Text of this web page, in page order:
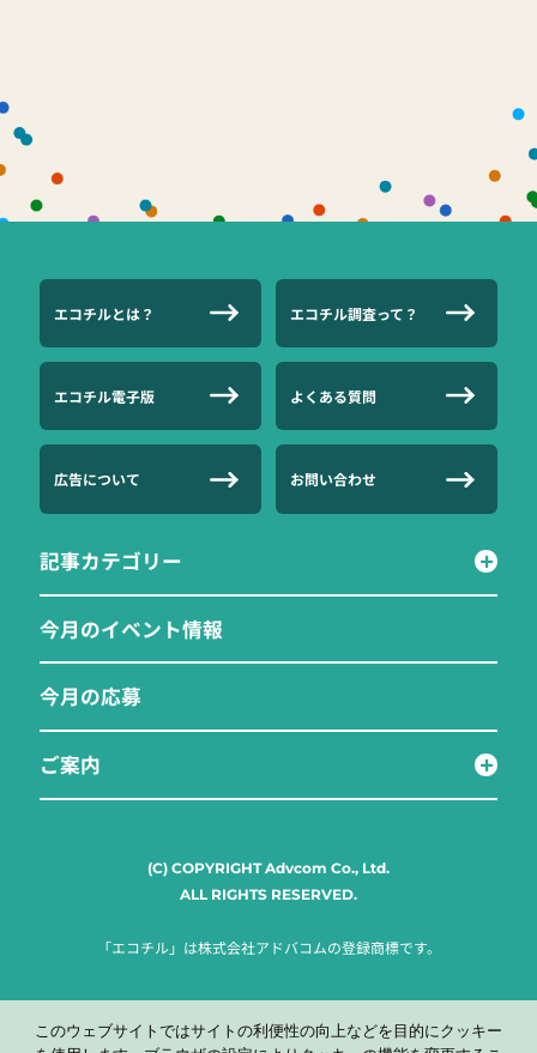
エコチルとは？ エコチル調査って？
エコチル電子版 よくある質問
広告について お問い合わせ
記事カテゴリー
今月のイベント情報
今月の応募
ご案内
(C) COPYRIGHT Advcom Co., Ltd.
ALL RIGHTS RESERVED.
「エコチル」は株式会社アドバコムの登録商標です。
このウェブサイトではサイトの利便性の向上などを目的にクッキー